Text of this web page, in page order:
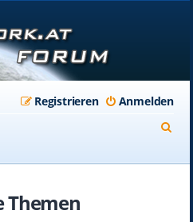
Anmelden
Registrieren
Themen